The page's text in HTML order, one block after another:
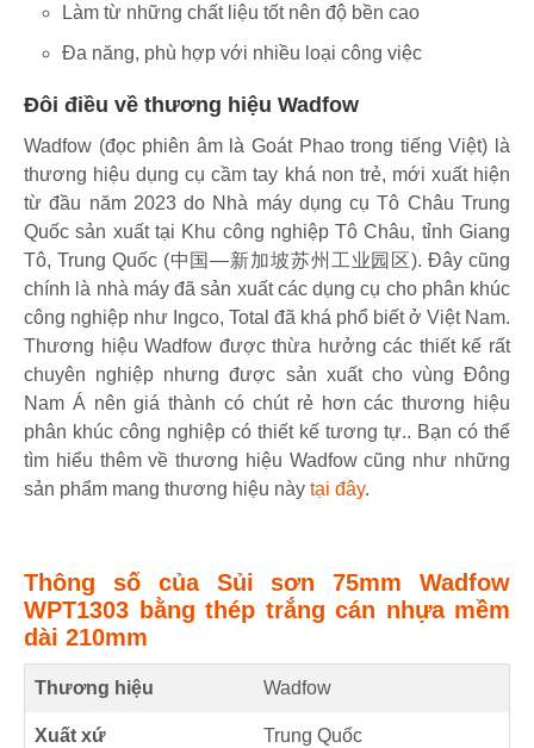
Làm từ những chất liệu tốt nên độ bền cao
Đa năng, phù hợp với nhiều loại công việc
Đôi điều về thương hiệu Wadfow
Wadfow (đọc phiên âm là Goát Phao trong tiếng Việt) là
thương hiệu dụng cụ cầm tay khá non trẻ, mới xuất hiện
từ đầu năm 2023 do Nhà máy dụng cụ Tô Châu Trung
Quốc sản xuất tại Khu công nghiệp Tô Châu, tỉnh Giang
Tô, Trung Quốc (中国—新加坡苏州工业园区). Đây cũng
chính là nhà máy đã sản xuất các dụng cụ cho phân khúc
công nghiệp như Ingco, Total đã khá phổ biết ở Việt Nam.
Thương hiệu Wadfow được thừa hưởng các thiết kế rất
chuyên nghiệp nhưng được sản xuất cho vùng Đông
Nam Á nên giá thành có chút rẻ hơn các thương hiệu
phân khúc công nghiệp có thiết kế tương tự.. Bạn có thể
tìm hiểu thêm về thương hiệu Wadfow cũng như những
sản phẩm mang thương hiệu này tại đây.
Thông số của Sủi sơn 75mm Wadfow
WPT1303 bằng thép trắng cán nhựa mềm
dài 210mm
Thương hiệu Wadfow
Xuất xứ Trung Quốc